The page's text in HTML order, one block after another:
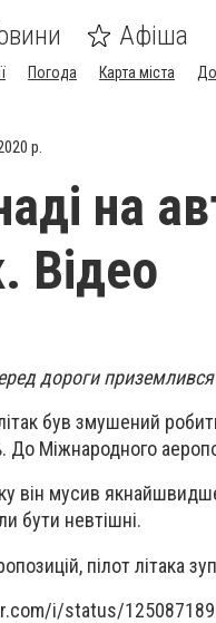
Афіша
Погода Карта міста
р.
на
Відео
дороги приземлився
був змушений
До Міжнародного
він мусив
бути невтішні.
пілот літака
i/status/